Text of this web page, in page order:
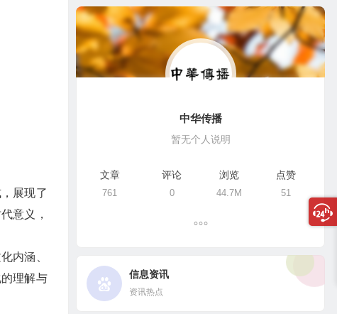
展现了
意义，
内涵、
理解与
中华传播
暂无个人说明
文章
761
评论
0
浏览
44.7M
点赞
51
信息资讯
资讯热点